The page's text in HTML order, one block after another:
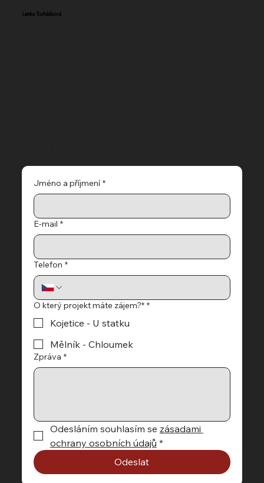
Jméno a příjmení *
E‑mail *
Telefon *
O který projekt máte zájem?* *
Kojetice - U statku
Mělník - Chloumek
Zpráva *
Odesláním souhlasím se zásadami
ochrany osobních údajů *
Odeslat
Lenka Tocháčková